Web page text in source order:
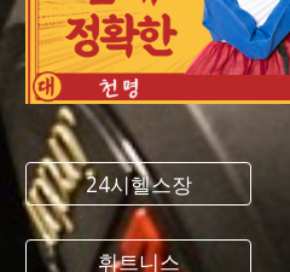
24시헬스장
휘트니스